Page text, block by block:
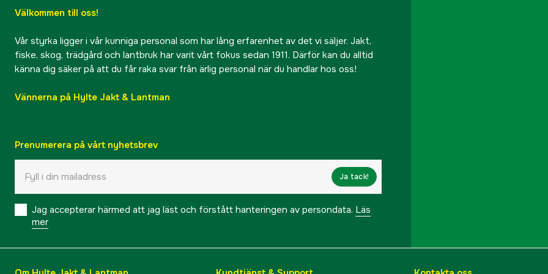
Välkommen till oss!
Vår styrka ligger i vår kunniga personal som har lång erfarenhet av det vi säljer. Jakt,
fiske, skog, trädgård och lantbruk har varit vårt fokus sedan 1911. Därför kan du alltid
känna dig säker på att du får raka svar från ärlig personal när du handlar hos oss!
Vännerna på Hylte Jakt & Lantman
Prenumerera på vårt nyhetsbrev
Ja tack!
Jag accepterar härmed att jag läst och förstått hanteringen av persondata. Läs
mer